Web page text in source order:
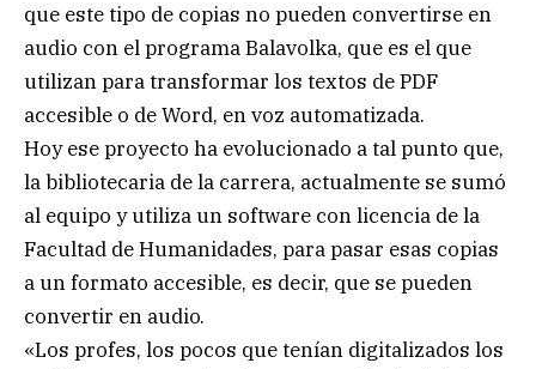
que este tipo de copias no pueden convertirse en
audio con el programa Balavolka, que es el que
utilizan para transformar los textos de PDF
accesible o de Word, en voz automatizada.
Hoy ese proyecto ha evolucionado a tal punto que,
la bibliotecaria de la carrera, actualmente se sumó
al equipo y utiliza un software con licencia de la
Facultad de Humanidades, para pasar esas copias
a un formato accesible, es decir, que se pueden
convertir en audio.
«Los profes, los pocos que tenían digitalizados los